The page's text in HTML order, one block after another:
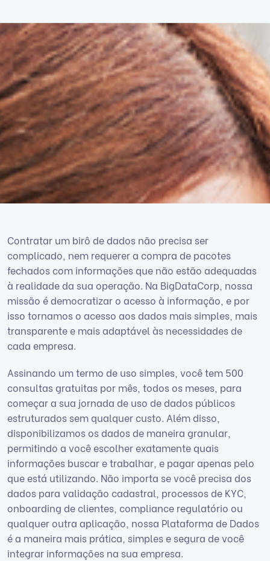
Contratar um birô de dados não precisa ser
complicado, nem requerer a compra de pacotes
fechados com informações que não estão adequadas
à realidade da sua operação. Na BigDataCorp, nossa
missão é democratizar o acesso à informação, e por
isso tornamos o acesso aos dados mais simples, mais
transparente e mais adaptável às necessidades de
cada empresa.
Assinando um termo de uso simples, você tem 500
consultas gratuitas por mês, todos os meses, para
começar a sua jornada de uso de dados públicos
estruturados sem qualquer custo. Além disso,
disponibilizamos os dados de maneira granular,
permitindo a você escolher exatamente quais
informações buscar e trabalhar, e pagar apenas pelo
que está utilizando. Não importa se você precisa dos
dados para validação cadastral, processos de KYC,
onboarding de clientes, compliance regulatório ou
qualquer outra aplicação, nossa Plataforma de Dados
é a maneira mais prática, simples e segura de você
integrar informações na sua empresa.